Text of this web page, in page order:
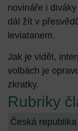
novináře i
dál žít v
leviatanem.
Jak je vidět,
volbách je
zkratky.
Rubriky
Česká republika